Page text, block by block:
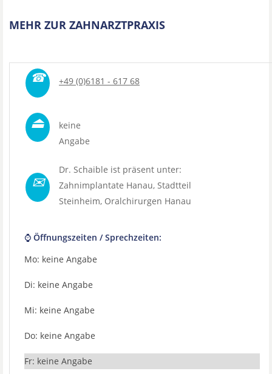
MEHR ZUR ZAHNARZTPRAXIS
☎ +49 (0)6181 - 617 68
⏏
keine
Angabe
✉
Dr. Schaible ist präsent unter:
Zahnimplantate Hanau, Stadtteil
Steinheim, Oralchirurgen Hanau
⌚ Öffnungszeiten / Sprechzeiten:
Mo: keine Angabe
Di: keine Angabe
Mi: keine Angabe
Do: keine Angabe
Fr: keine Angabe